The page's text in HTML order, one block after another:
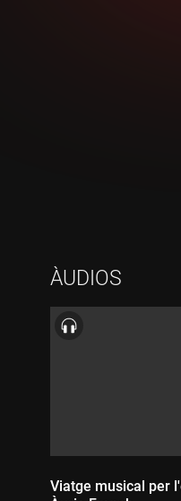
ÀUDIOS
Viatge musical per